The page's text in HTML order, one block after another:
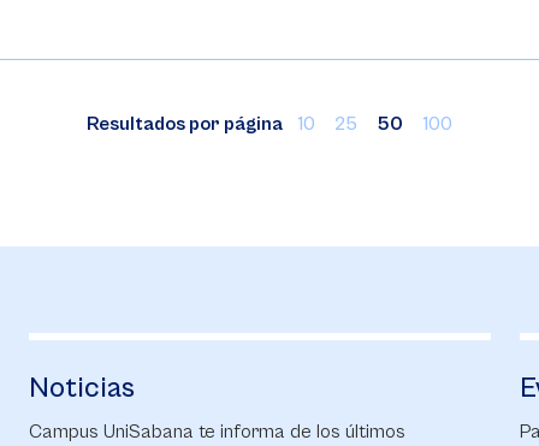
Resultados por página 10 25 50 100
Noticias
Campus UniSabana te informa de los últimos